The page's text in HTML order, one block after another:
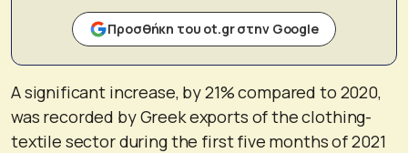
Προσθήκη του ot.gr στην Google
A significant increase, by 21% compared to 2020,
was recorded by Greek exports of the clothing-
textile sector during the first five months of 2021